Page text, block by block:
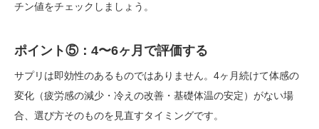
チン値をチェックしましょう。
ポイント⑤：4〜6ヶ月で評価する
サプリは即効性のあるものではありません。4ヶ月続けて体感の
変化（疲労感の減少・冷えの改善・基礎体温の安定）がない場
合、選び方そのものを見直すタイミングです。